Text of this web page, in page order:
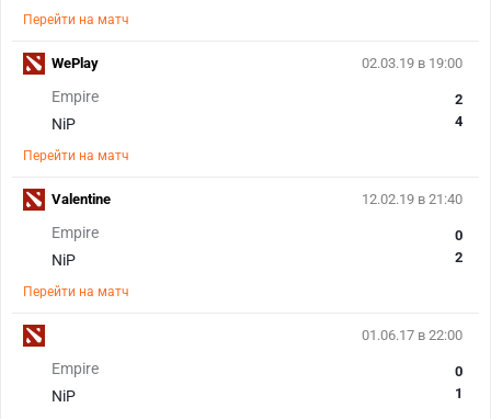
Перейти на матч
02.03.19 в 19:00
Empire
NiP
2
4
Перейти на матч
WePlay
12.02.19 в 21:40
Empire
NiP
0
2
Перейти на матч
Valentine
01.06.17 в 22:00
Empire
NiP
0
1